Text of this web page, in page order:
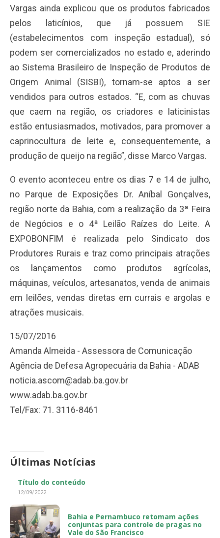
Vargas ainda explicou que os produtos fabricados
pelos laticínios, que já possuem SIE
(estabelecimentos com inspeção estadual), só
podem ser comercializados no estado e, aderindo
ao Sistema Brasileiro de Inspeção de Produtos de
Origem Animal (SISBI), tornam-se aptos a ser
vendidos para outros estados. “E, com as chuvas
que caem na região, os criadores e laticinistas
estão entusiasmados, motivados, para promover a
caprinocultura de leite e, consequentemente, a
produção de queijo na região”, disse Marco Vargas.
O evento aconteceu entre os dias 7 e 14 de julho,
no Parque de Exposições Dr. Aníbal Gonçalves,
região norte da Bahia, com a realização da 3ª Feira
de Negócios e o 4ª Leilão Raízes do Leite. A
EXPOBONFIM é realizada pelo Sindicato dos
Produtores Rurais e traz como principais atrações
os lançamentos como produtos agrícolas,
máquinas, veículos, artesanatos, venda de animais
em leilões, vendas diretas em currais e argolas e
atrações musicais.
15/07/2016
Amanda Almeida - Assessora de Comunicação
Agência de Defesa Agropecuária da Bahia - ADAB
noticia.ascom@adab.ba.gov.br
www.adab.ba.gov.br
Tel/Fax: 71. 3116-8461
Últimas Notícias
Título do conteúdo
12/09/2022
Bahia e Pernambuco retomam ações
conjuntas para controle de pragas no
Vale do São Francisco